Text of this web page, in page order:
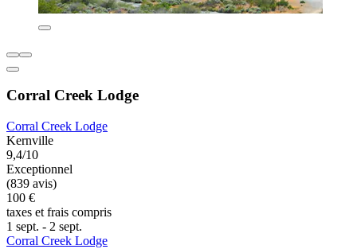
Corral Creek Lodge
Corral Creek Lodge
Kernville
9,4/10
Exceptionnel
(839 avis)
100 €
taxes et frais compris
1 sept. - 2 sept.
Corral Creek Lodge